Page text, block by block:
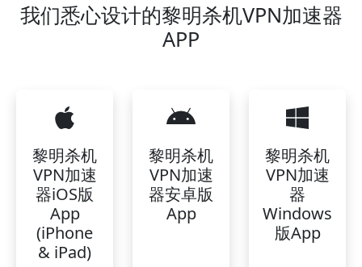
我们悉心设计的黎明杀机VPN加速器
APP
黎明杀机
VPN加速
器iOS版
App
(iPhone
& iPad)
黎明杀机
VPN加速
器安卓版
App
黎明杀机
VPN加速
器
Windows
版App